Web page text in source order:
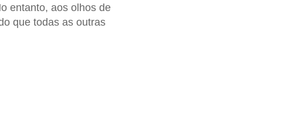
entanto, aos olhos de
que todas as outras